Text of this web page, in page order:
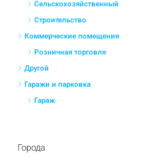
Сельскохозяйственный
Строительство
Коммерческие помещения
Розничная торговля
Другой
Гаражи и парковка
Гараж
Города